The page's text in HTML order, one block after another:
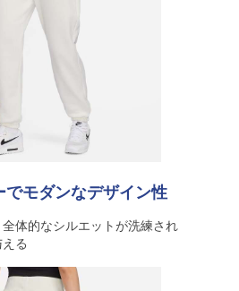
でモダンなデザイン性
体的なシルエットが洗練され
る